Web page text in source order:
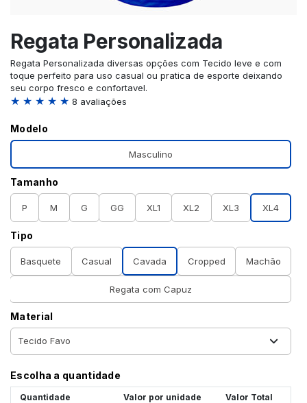
Regata Personalizada
Regata Personalizada diversas opções com Tecido leve e com
toque perfeito para uso casual ou pratica de esporte deixando
seu corpo fresco e confortavel.
★ ★ ★ ★ ★ 8 avaliações
Modelo
Masculino
Tamanho
P M G GG XL1 XL2 XL3 XL4
Tipo
Basquete Casual Cavada Cropped Machão
Regata com Capuz
Material
Escolha a quantidade
Quantidade Valor por unidade Valor Total